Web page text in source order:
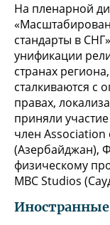
На пленарной
стандарты в
унификации
странах
сталкиваются с
правах,
приняли
член
(Азербайджан),
физическому
MBC Studios